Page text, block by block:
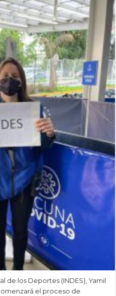
de los Deportes (INDES), Yamil
el proceso de